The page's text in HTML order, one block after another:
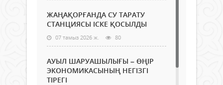
ЖАҢАҚОРҒАНДА СУ ТАРАТУ
СТАНЦИЯСЫ ІСКЕ ҚОСЫЛДЫ
07 тамыз 2026 ж. 80
АУЫЛ ШАРУАШЫЛЫҒЫ – ӨҢІР
ЭКОНОМИКАСЫНЫҢ НЕГІЗГІ
ТІРЕГІ